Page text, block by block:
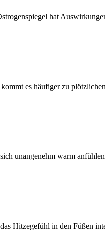
hat
es häufiger zu
unangenehm warm
Hitzegefühl in den Füßen